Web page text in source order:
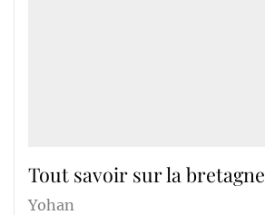
Tout savoir sur la bretagne
Yohan